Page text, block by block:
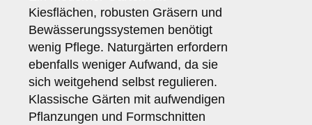
Kiesflächen, robusten Gräsern und
Bewässerungssystemen benötigt
wenig Pflege. Naturgärten erfordern
ebenfalls weniger Aufwand, da sie
sich weitgehend selbst regulieren.
Klassische Gärten mit aufwendigen
Pflanzungen und Formschnitten